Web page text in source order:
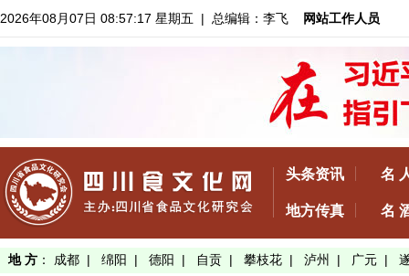
2026年08月07日 08:57:18 星期五 | 总编辑：李飞 网站工作人员
头条资讯 名
地方传真 名
地 方 ： 成都 | 绵阳 | 德阳 | 自贡 | 攀枝花 | 泸州 | 广元 |